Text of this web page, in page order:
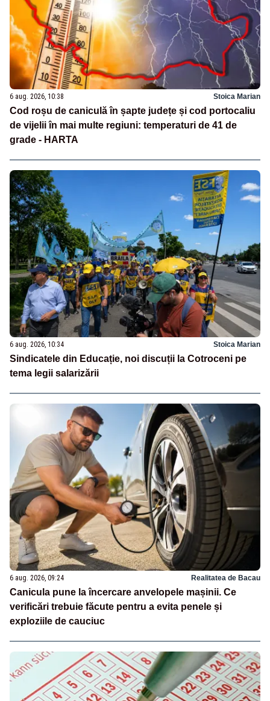
6 aug. 2026, 10:38 Stoica Marian
Cod roșu de caniculă în șapte județe și cod portocaliu
de vijelii în mai multe regiuni: temperaturi de 41 de
grade - HARTA
6 aug. 2026, 10:34 Stoica Marian
Sindicatele din Educație, noi discuții la Cotroceni pe
tema legii salarizării
6 aug. 2026, 09:24 Realitatea de Bacau
Canicula pune la încercare anvelopele mașinii. Ce
verificări trebuie făcute pentru a evita penele și
exploziile de cauciuc